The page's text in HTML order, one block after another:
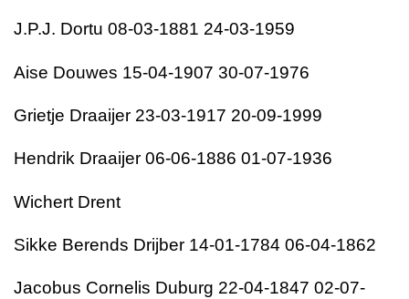
J.P.J. Dortu 08-03-1881 24-03-1959
Aise Douwes 15-04-1907 30-07-1976
Grietje Draaijer 23-03-1917 20-09-1999
Hendrik Draaijer 06-06-1886 01-07-1936
Wichert Drent
Sikke Berends Drijber 14-01-1784 06-04-1862
Jacobus Cornelis Duburg 22-04-1847 02-07-